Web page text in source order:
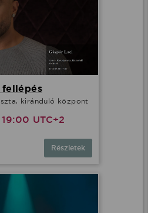
fellépés
kiránduló központ
UTC+2
Részletek